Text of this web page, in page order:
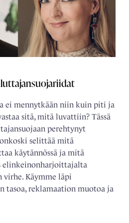
ei mennytkään niin kuin piti ja
sitä, mitä luvattiin? Tässä
perehtynyt
selittää mitä
käytännössä ja mitä
elinkeinonharjoittajalta
virhe. Käymme läpi
tasoa, reklamaation muotoa ja